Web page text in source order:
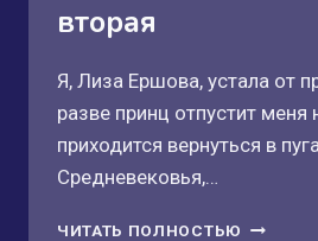
вторая
Я, Лиза Ершова, устала от
разве принц отпустит
приходится вернуться в
Средневековья,…
ЧИТАТЬ ПОЛНОСТЬЮ КЛЮЧ